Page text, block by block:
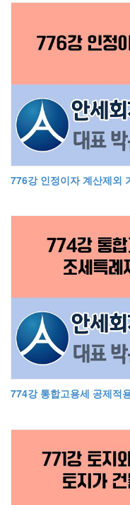
776강 인정이자 계산제외
774강 통합고용세 공제적